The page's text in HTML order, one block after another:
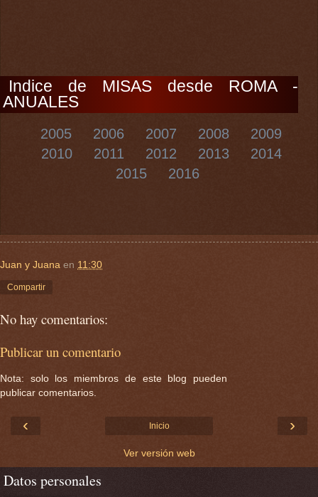
Indice de MISAS desde ROMA -
ANUALES
2005 2006 2007 2008
2009
2010
2011 2012 2013
2014
2015
2016
Juan y Juana en 11:30
Compartir
No hay comentarios:
Publicar un comentario
Nota: solo los miembros de este blog pueden
publicar comentarios.
‹ ›
Inicio
Ver versión web
Datos personales